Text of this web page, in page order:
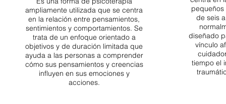
ampliamente utilizada que se centra
en la relación entre pensamientos,
sentimientos y comportamientos. Se
trata de un enfoque orientado a
objetivos y de duración limitada que
ayuda a las personas a comprender
cómo sus pensamientos y creencias
influyen en sus emociones y
acciones.
pequeños
de seis
diseñado
vínculo
tiempo el